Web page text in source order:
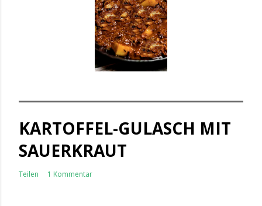
KARTOFFEL-GULASCH MIT
SAUERKRAUT
Teilen 1 Kommentar